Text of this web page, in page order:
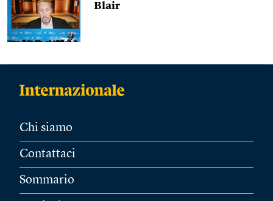
Blair
Chi siamo
Contattaci
Sommario